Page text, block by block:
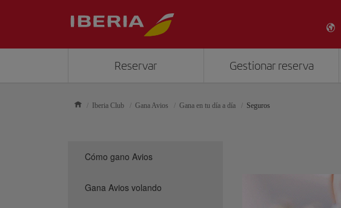
Reservar Gestionar reserva
Iberia Club Gana Avios Gana en tu día a día Seguros
Cómo gano Avios
Gana Avios volando